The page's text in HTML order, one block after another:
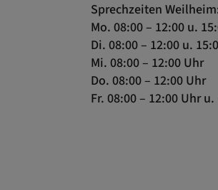
Sprechzeiten
Mo. 08:00 – 12:00 u.
Di. 08:00 – 12:00 u.
Mi. 08:00 – 12:00 Uhr
Do. 08:00 – 12:00 Uhr
Fr. 08:00 – 12:00 Uhr